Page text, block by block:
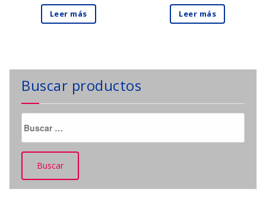
Leer más Leer más
Buscar productos